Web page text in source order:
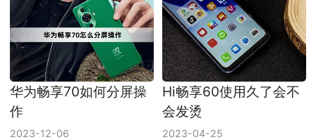
华为畅享70如何分屏操
作
2023-12-06
Hi畅享60使用久了会不
会发烫
2023-04-25